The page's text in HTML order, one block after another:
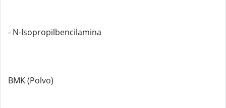
- N-Isopropilbencilamina
BMK (Polvo)